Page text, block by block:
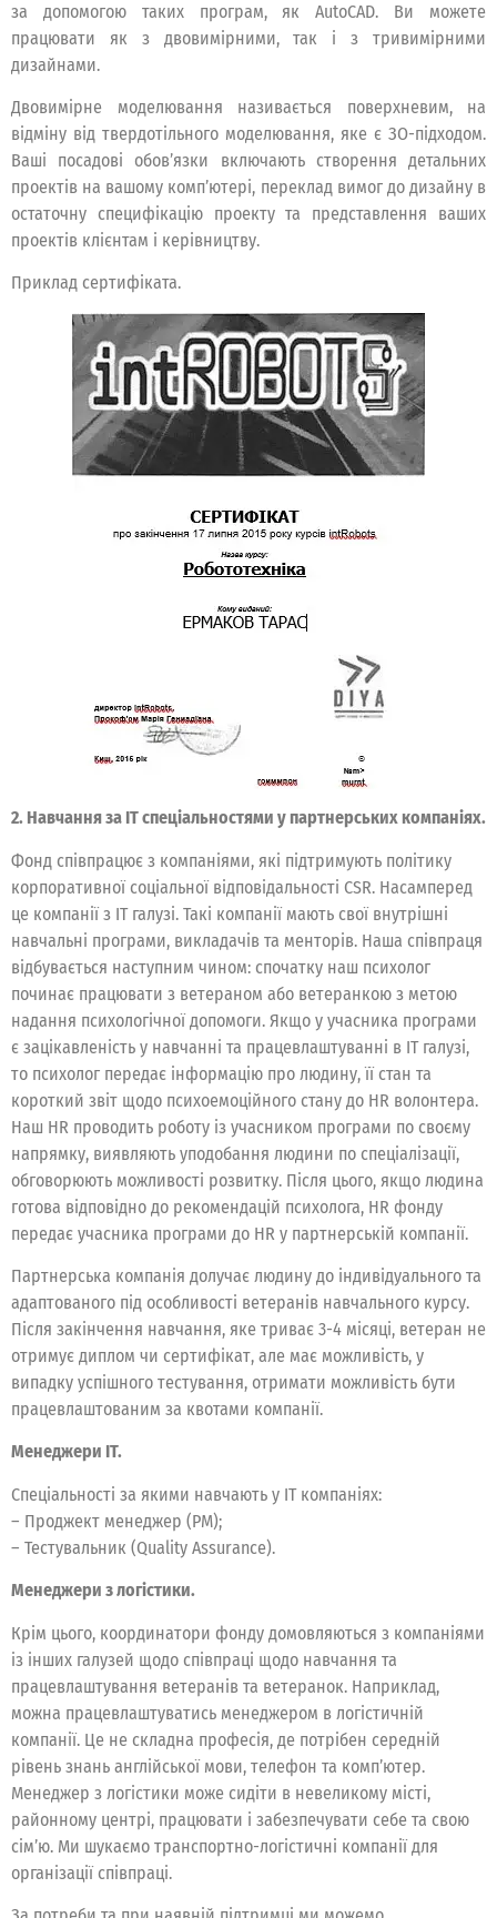
за допомогою таких програм, як AutoCAD. Ви можете
працювати як з двовимірними, так і з тривимірними
дизайнами.
Двовимірне моделювання називається поверхневим, на
відміну від твердотільного моделювання, яке є ЗО-підходом.
Ваші посадові обов’язки включають створення детальних
проектів на вашому комп’ютері, переклад вимог до дизайну в
остаточну специфікацію проекту та представлення ваших
проектів клієнтам і керівництву.
Приклад сертифіката.
2. Навчання за IT спеціальностями у партнерських компаніях.
Фонд співпрацює з компаніями, які підтримують політику
корпоративної соціальної відповідальності CSR. Насамперед
це компанії з IT галузі. Такі компанії мають свої внутрішні
навчальні програми, викладачів та менторів. Наша співпраця
відбувається наступним чином: спочатку наш психолог
починає працювати з ветераном або ветеранкою з метою
надання психологічної допомоги. Якщо у учасника програми
є зацікавленість у навчанні та працевлаштуванні в IT галузі,
то психолог передає інформацію про людину, її стан та
короткий звіт щодо психоемоційного стану до HR волонтера.
Наш HR проводить роботу із учасником програми по своєму
напрямку, виявляють уподобання людини по спеціалізації,
обговорюють можливості розвитку. Після цього, якщо людина
готова відповідно до рекомендацій психолога, HR фонду
передає учасника програми до HR у партнерській компанії.
Партнерська компанія долучає людину до індивідуального та
адаптованого під особливості ветеранів навчального курсу.
Після закінчення навчання, яке триває 3-4 місяці, ветеран не
отримує диплом чи сертифікат, але має можливість, у
випадку успішного тестування, отримати можливість бути
працевлаштованим за квотами компанії.
Менеджери IT.
Спеціальності за якими навчають у IT компаніях:
– Проджект менеджер (РМ);
– Тестувальник (Quality Assurance).
Менеджери з логістики.
Крім цього, координатори фонду домовляються з компаніями
із інших галузей щодо співпраці щодо навчання та
працевлаштування ветеранів та ветеранок. Наприклад,
можна працевлаштуватись менеджером в логістичній
компанії. Це не складна професія, де потрібен середній
рівень знань англійської мови, телефон та комп’ютер.
Менеджер з логістики може сидіти в невеликому місті,
районному центрі, працювати і забезпечувати себе та свою
сім’ю. Ми шукаємо транспортно-логістичні компанії для
організації співпраці.